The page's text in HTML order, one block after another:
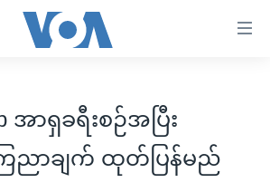
အာရှခရီးစဉ်အပြီး
ေညာချက် ထုတ်ပြန်မည်